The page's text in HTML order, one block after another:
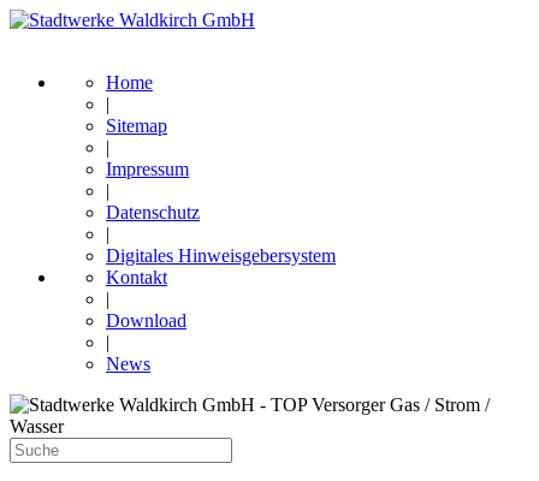
Home
|
Sitemap
|
Impressum
|
Datenschutz
|
Digitales Hinweisgebersystem
Kontakt
|
Download
|
News